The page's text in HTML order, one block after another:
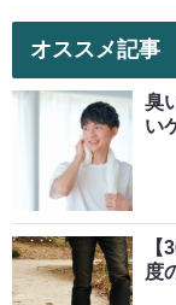
オススメ記事
臭
い
度